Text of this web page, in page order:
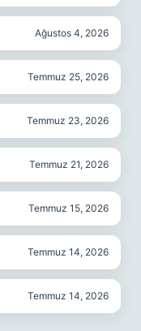
Ağustos 4, 2026
Temmuz 25, 2026
Temmuz 23, 2026
Temmuz 21, 2026
Temmuz 15, 2026
Temmuz 14, 2026
Temmuz 14, 2026